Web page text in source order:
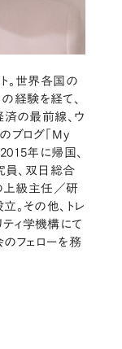
。世界各国の
経験を経て、
済の最前線、ウ
ブログ「My
年に帰国、
、双日総合
上級主任／研
。その他、トレ
ィ学機構にて
フェローを務